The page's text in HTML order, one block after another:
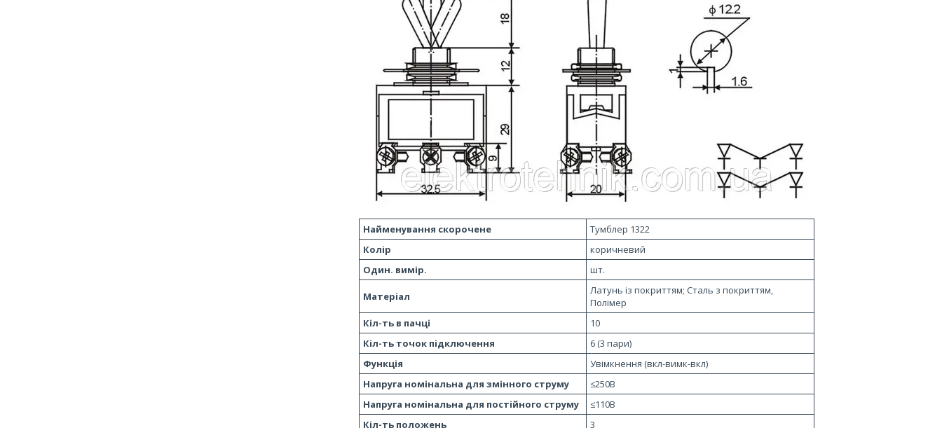
Найменування скорочене
Тумблер 1322
Колір
коричневий
Один. вимір.
шт.
Матеріал
Латунь із покриттям; Сталь з покриттям,
Полімер
Кіл-ть в пачці
10
Кіл-ть точок підключення
6 (3 пари)
Функція
Увімкнення (вкл-вимк-вкл)
Напруга номінальна для змінного струму
≤250В
Напруга номінальна для постійного струму
≤110В
Кіл-ть положень
3